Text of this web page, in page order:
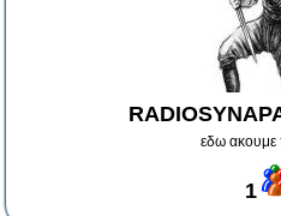
εδω ακουμε
1